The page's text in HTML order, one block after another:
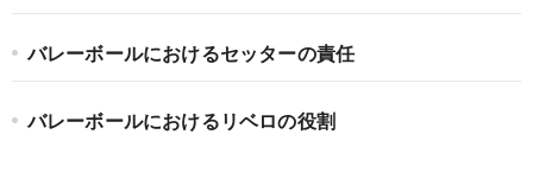
バレーボールにおけるセッターの責任
バレーボールにおけるリベロの役割